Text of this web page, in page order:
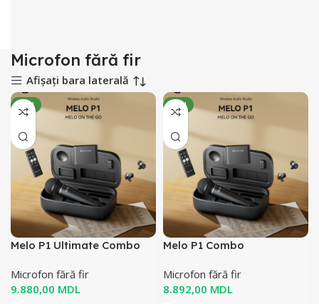
Microfon fără fir
Afișați bara laterală
NOU
Melo P1 Ultimate Combo
Microfon fără fir
MDL
NOU
Melo P1 Combo
Microfon fără fir
MDL